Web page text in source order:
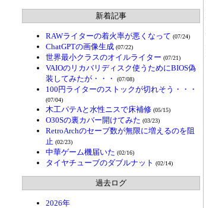
新着記事
RAWライターの着火率が悪くなって (07/24)
ChatGPTの画像生成 (07/22)
世界最小クラスのオイルライター (07/21)
VAIOのリカバリディスク使うためにBIOS偽
装してみたが・・・
(07/08)
100円ライターのストックが切れそう・・・
(07/04)
木工パテAと水性ニスで床補修 (05/15)
O30Sの裏カバー開けてみた (03/23)
RetroArchのセーブ数が無限に増えるのを阻
止 (02/23)
中華ゲーム機届いた (02/16)
タイヤチューブのダブルナット (02/14)
過去ログ
2026年